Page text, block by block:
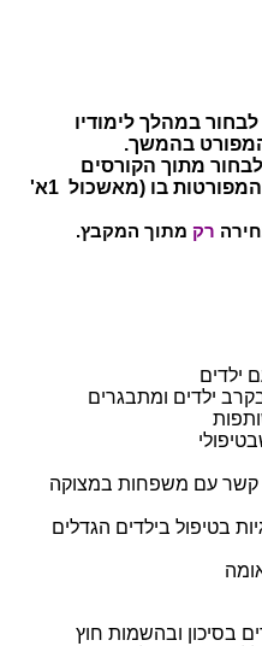
לבחור במהלך לימודיו
בהמשך.
מתוך הקורסים
המוצעים בידיעון ולפי הדרישות המפורטות בו (מאשכול 1א'
רק מתוך המקבץ.
ילדים
ילדים ומתבגרים
קשר עם משפחות במצוקה
בטיפול בילדים הגדלים
בסיכון ובהשמות חוץ